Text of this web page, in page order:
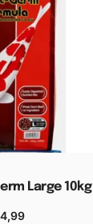
Large 10kg